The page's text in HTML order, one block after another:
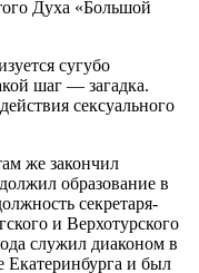
Духа «Большой
сугубо
шаг — загадка.
сексуального
же закончил
образование в
секретаря-
и Верхотурского
служил диаконом в
Екатеринбурга и был